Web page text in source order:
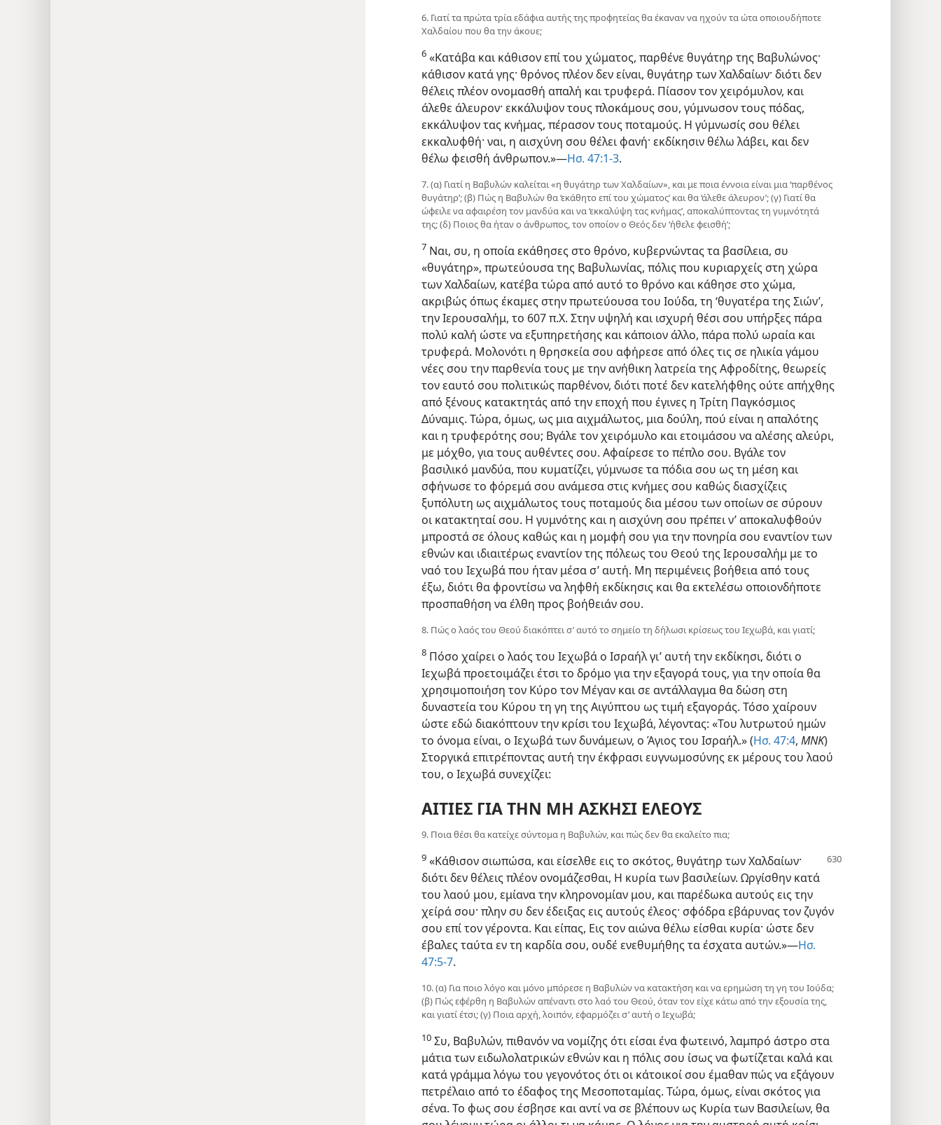
6. Γιατί τα πρώτα τρία εδάφια αυτής της προφητείας θα έκαναν να ηχούν τα ώτα οποιουδήποτε
Χαλδαίου που θα την άκουε;
6 «Κατάβα και κάθισον επί του χώματος, παρθένε θυγάτηρ της Βαβυλώνος·
κάθισον κατά γης· θρόνος πλέον δεν είναι, θυγάτηρ των Χαλδαίων· διότι δεν
θέλεις πλέον ονομασθή απαλή και τρυφερά. Πίασον τον χειρόμυλον, και
άλεθε άλευρον· εκκάλυψον τους πλοκάμους σου, γύμνωσον τους πόδας,
εκκάλυψον τας κνήμας, πέρασον τους ποταμούς. Η γύμνωσίς σου θέλει
εκκαλυφθή· ναι, η αισχύνη σου θέλει φανή· εκδίκησιν θέλω λάβει, και δεν
θέλω φεισθή άνθρωπον.»—Ησ. 47:1-3.
7. (α) Γιατί η Βαβυλών καλείται «η θυγάτηρ των Χαλδαίων», και με ποια έννοια είναι μια ‘παρθένος
θυγάτηρ’; (β) Πώς η Βαβυλών θα ‘εκάθητο επί του χώματος’ και θα ‘άλεθε άλευρον’; (γ) Γιατί θα
ώφειλε να αφαιρέση τον μανδύα και να ‘εκκαλύψη τας κνήμας’, αποκαλύπτοντας τη γυμνότητά
της; (δ) Ποιος θα ήταν ο άνθρωπος, τον οποίον ο Θεός δεν ‘ήθελε φεισθή’;
7 Ναι, συ, η οποία εκάθησες στο θρόνο, κυβερνώντας τα βασίλεια, συ
«θυγάτηρ», πρωτεύουσα της Βαβυλωνίας, πόλις που κυριαρχείς στη χώρα
των Χαλδαίων, κατέβα τώρα από αυτό το θρόνο και κάθησε στο χώμα,
ακριβώς όπως έκαμες στην πρωτεύουσα του Ιούδα, τη ‘θυγατέρα της Σιών’,
την Ιερουσαλήμ, το 607 π.Χ. Στην υψηλή και ισχυρή θέσι σου υπήρξες πάρα
πολύ καλή ώστε να εξυπηρετήσης και κάποιον άλλο, πάρα πολύ ωραία και
τρυφερά. Μολονότι η θρησκεία σου αφήρεσε από όλες τις σε ηλικία γάμου
νέες σου την παρθενία τους με την ανήθικη λατρεία της Αφροδίτης, θεωρείς
τον εαυτό σου πολιτικώς παρθένον, διότι ποτέ δεν κατελήφθης ούτε απήχθης
από ξένους κατακτητάς από την εποχή που έγινες η Τρίτη Παγκόσμιος
Δύναμις. Τώρα, όμως, ως μια αιχμάλωτος, μια δούλη, πού είναι η απαλότης
και η τρυφερότης σου; Βγάλε τον χειρόμυλο και ετοιμάσου να αλέσης αλεύρι,
με μόχθο, για τους αυθέντες σου. Αφαίρεσε το πέπλο σου. Βγάλε τον
βασιλικό μανδύα, που κυματίζει, γύμνωσε τα πόδια σου ως τη μέση και
σφήνωσε το φόρεμά σου ανάμεσα στις κνήμες σου καθώς διασχίζεις
ξυπόλυτη ως αιχμάλωτος τους ποταμούς δια μέσου των οποίων σε σύρουν
οι κατακτηταί σου. Η γυμνότης και η αισχύνη σου πρέπει ν’ αποκαλυφθούν
μπροστά σε όλους καθώς και η μομφή σου για την πονηρία σου εναντίον των
εθνών και ιδιαιτέρως εναντίον της πόλεως του Θεού της Ιερουσαλήμ με το
ναό του Ιεχωβά που ήταν μέσα σ’ αυτή. Μη περιμένεις βοήθεια από τους
έξω, διότι θα φροντίσω να ληφθή εκδίκησις και θα εκτελέσω οποιονδήποτε
προσπαθήση να έλθη προς βοήθειάν σου.
8. Πώς ο λαός του Θεού διακόπτει σ’ αυτό το σημείο τη δήλωσι κρίσεως του Ιεχωβά, και γιατί;
8 Πόσο χαίρει ο λαός του Ιεχωβά ο Ισραήλ γι’ αυτή την εκδίκησι, διότι ο
Ιεχωβά προετοιμάζει έτσι το δρόμο για την εξαγορά τους, για την οποία θα
χρησιμοποιήση τον Κύρο τον Μέγαν και σε αντάλλαγμα θα δώση στη
δυναστεία του Κύρου τη γη της Αιγύπτου ως τιμή εξαγοράς. Τόσο χαίρουν
ώστε εδώ διακόπτουν την κρίσι του Ιεχωβά, λέγοντας: «Του λυτρωτού ημών
το όνομα είναι, ο Ιεχωβά των δυνάμεων, ο Άγιος του Ισραήλ.» (Ησ. 47:4, ΜΝΚ)
Στοργικά επιτρέποντας αυτή την έκφρασι ευγνωμοσύνης εκ μέρους του λαού
του, ο Ιεχωβά συνεχίζει:
ΑΙΤΙΕΣ ΓΙΑ ΤΗΝ ΜΗ ΑΣΚΗΣΙ ΕΛΕΟΥΣ
9. Ποια θέσι θα κατείχε σύντομα η Βαβυλών, και πώς δεν θα εκαλείτο πια;
9 «Κάθισον σιωπώσα, και είσελθε εις το σκότος, θυγάτηρ των Χαλδαίων·
διότι δεν θέλεις πλέον ονομάζεσθαι, Η κυρία των βασιλείων. Ωργίσθην κατά
του λαού μου, εμίανα την κληρονομίαν μου, και παρέδωκα αυτούς εις την
χείρά σου· πλην συ δεν έδειξας εις αυτούς έλεος· σφόδρα εβάρυνας τον ζυγόν
σου επί τον γέροντα. Και είπας, Εις τον αιώνα θέλω είσθαι κυρία· ώστε δεν
έβαλες ταύτα εν τη καρδία σου, ουδέ ενεθυμήθης τα έσχατα αυτών.»—Ησ.
47:5-7.
10. (α) Για ποιο λόγο και μόνο μπόρεσε η Βαβυλών να κατακτήση και να ερημώση τη γη του Ιούδα;
(β) Πώς εφέρθη η Βαβυλών απέναντι στο λαό του Θεού, όταν τον είχε κάτω από την εξουσία της,
και γιατί έτσι; (γ) Ποια αρχή, λοιπόν, εφαρμόζει σ’ αυτή ο Ιεχωβά;
10 Συ, Βαβυλών, πιθανόν να νομίζης ότι είσαι ένα φωτεινό, λαμπρό άστρο στα
μάτια των ειδωλολατρικών εθνών και η πόλις σου ίσως να φωτίζεται καλά και
κατά γράμμα λόγω του γεγονότος ότι οι κάτοικοί σου έμαθαν πώς να εξάγουν
πετρέλαιο από το έδαφος της Μεσοποταμίας. Τώρα, όμως, είναι σκότος για
σένα. Το φως σου έσβησε και αντί να σε βλέπουν ως Κυρία των Βασιλείων, θα